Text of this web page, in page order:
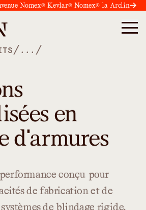
Nomex® Kevlar® Nomex® la Arclin
/ ... /
en
d'armures
performance conçu pour
de fabrication etde
systèmesde blindage rigide.